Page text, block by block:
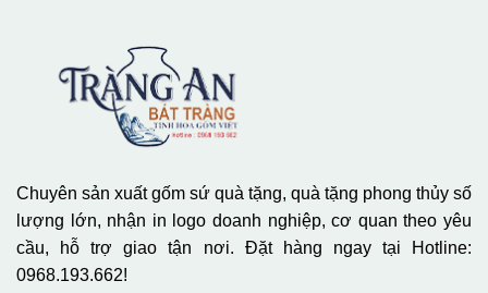
Chuyên sản xuất gốm sứ quà tặng, quà tặng phong thủy số
lượng lớn, nhận in logo doanh nghiệp, cơ quan theo yêu
cầu, hỗ trợ giao tận nơi. Đặt hàng ngay tại Hotline:
0968.193.662!